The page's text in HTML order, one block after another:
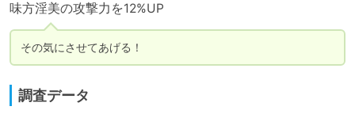
味方淫美の攻撃力を12%UP
その気にさせてあげる！
調査データ